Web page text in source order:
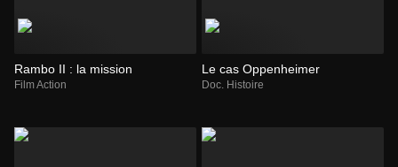
Rambo II : la mission
Film Action
Le cas Oppenheimer
Doc. Histoire